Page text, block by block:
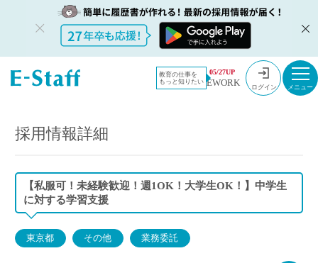
教育の仕事を
もっと知りたい
05/27UP
EWORK ログイン
教員採用情
報のイー・
採用情報
中学生に対する学習支援スタッフ 急募
採用情報詳細
【私服可！未経験歓迎！週1OK！大学生OK！】中学生
に対する学習支援
東京都 その他 業務委託